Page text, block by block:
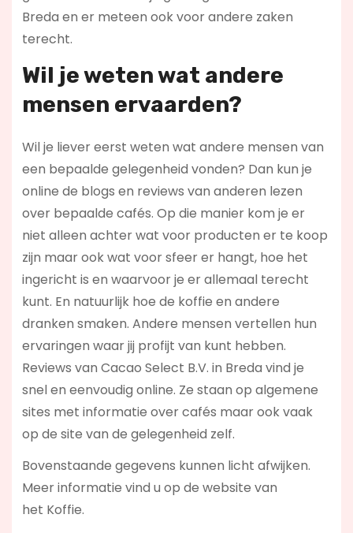
Breda en er meteen ook voor andere zaken
terecht.
Wil je weten wat andere
mensen ervaarden?
Wil je liever eerst weten wat andere mensen van
een bepaalde gelegenheid vonden? Dan kun je
online de blogs en reviews van anderen lezen
over bepaalde cafés. Op die manier kom je er
niet alleen achter wat voor producten er te koop
zijn maar ook wat voor sfeer er hangt, hoe het
ingericht is en waarvoor je er allemaal terecht
kunt. En natuurlijk hoe de koffie en andere
dranken smaken. Andere mensen vertellen hun
ervaringen waar jij profijt van kunt hebben.
Reviews van Cacao Select B.V. in Breda vind je
snel en eenvoudig online. Ze staan op algemene
sites met informatie over cafés maar ook vaak
op de site van de gelegenheid zelf.
Bovenstaande gegevens kunnen licht afwijken.
Meer informatie vind u op de website van
het Koffie.